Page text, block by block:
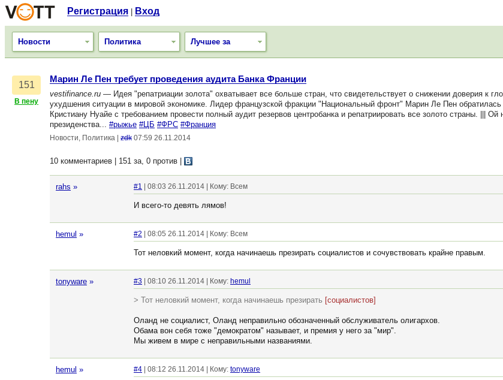
Регистрация Вход
Новости Политика Лучшее за
151
В пену
Марин Ле Пен требует проведения аудита Банка Франции
vestifinance.ru — Идея "репатриации золота" охватывает все больше стран, что свидетельствует о снижении доверия к
ухудшения ситуации в мировой экономике. Лидер французской фракции "Национальный фронт" Марин Ле Пен
Кристиану Нуайе с требованием провести полный аудит резервов центробанка и репатриировать все золото страны. |||
президенства... #рыжье #ЦБ #ФРС #Франция
Новости, Политика zdk 07:59 26.11.2014
10 комментариев | 151 за, 0 против
rahs » #1 | 08:03 26.11.2014 | Кому: Всем
И всего-то девять лямов!
hemul » #2 | 08:05 26.11.2014 | Кому: Всем
Тот неловкий момент, когда начинаешь презирать социалистов и сочувствовать крайне правым.
tonyware » #3 | 08:10 26.11.2014 | Кому: hemul
> Тот неловкий момент, когда начинаешь презирать [социалистов]
Оланд не социалист, Оланд неправильно обозначенный обслуживатель олигархов.
Обама вон себя тоже "демократом" называет, и премия у него за "мир".
Мы живем в мире с неправильными названиями.
hemul » #4 | 08:12 26.11.2014 | Кому: tonyware